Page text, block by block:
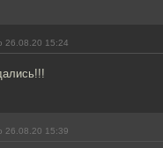
26.08.20 15:24
26.08.20 15:39